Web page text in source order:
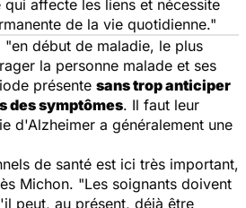
affecte les liens et nécessite
de la vie quotidienne."
début de maladie, le plus
la personne malade et ses
présente sans trop anticiper
des symptômes. Il faut leur
d'Alzheimer a généralement une
de santé est ici très important,
Michon. "Les soignants doivent
peut, au présent, déjà être